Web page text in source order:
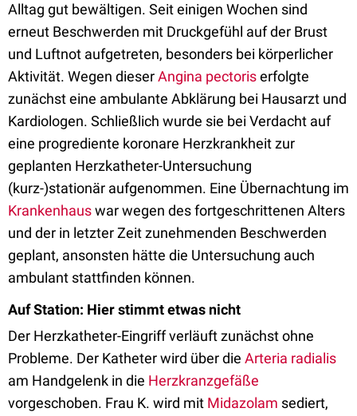
Alltag gut bewältigen. Seit einigen Wochen sind
erneut Beschwerden mit Druckgefühl auf der Brust
und Luftnot aufgetreten, besonders bei körperlicher
Aktivität. Wegen dieserAngina pectoriserfolgte
zunächst eine ambulante Abklärung bei Hausarzt und
Kardiologen. Schließlich wurde sie bei Verdacht auf
eine progrediente koronare Herzkrankheit zur
geplanten Herzkatheter-Untersuchung
(kurz-)stationär aufgenommen. Eine Übernachtung im
Krankenhauswar wegen des fortgeschrittenen Alters
und der in letzter Zeit zunehmenden Beschwerden
geplant, ansonsten hätte die Untersuchung auch
ambulant stattfinden können.
Auf Station: Hier stimmt etwas nicht
Der Herzkatheter-Eingriff verläuft zunächst ohne
Probleme. Der Katheter wird über die Arteria radialis
am Handgelenk in die Herzkranzgefäße
vorgeschoben. Frau K. wird mit Midazolam sediert,